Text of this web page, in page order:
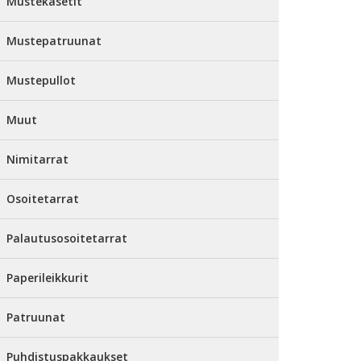
Mustepatruunat
Mustepullot
Muut
Nimitarrat
Osoitetarrat
Palautusosoitetarrat
Paperileikkurit
Patruunat
Puhdistuspakkaukset